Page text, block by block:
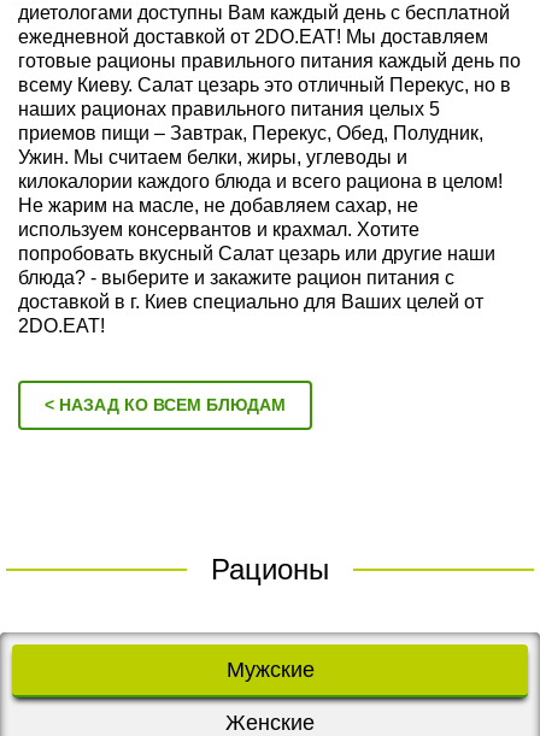
диетологами доступны Вам каждый день с бесплатной
ежедневной доставкой от 2DO.EAT! Мы доставляем
готовые рационы правильного питания каждый день по
всему Киеву. Салат цезарь это отличный Перекус, но в
наших рационах правильного питания целых 5
приемов пищи – Завтрак, Перекус, Обед, Полудник,
Ужин. Мы считаем белки, жиры, углеводы и
килокалории каждого блюда и всего рациона в целом!
Не жарим на масле, не добавляем сахар, не
используем консервантов и крахмал. Хотите
попробовать вкусный Салат цезарь или другие наши
блюда? - выберите и закажите рацион питания с
доставкой в г. Киев специально для Ваших целей от
2DO.EAT!
< НАЗАД КО ВСЕМ БЛЮДАМ
Рационы
Мужские
Женские